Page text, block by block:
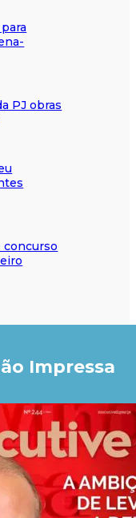
PJ obras
concurso
Impressa